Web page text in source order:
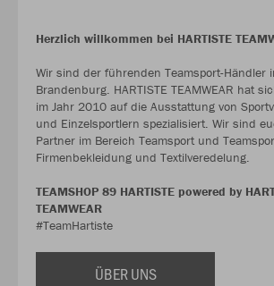
Herzlich willkommen bei HARTISTE
Wir sind der führenden Teamsport-Händler
Brandenburg. HARTISTE TEAMWEAR hat
im Jahr 2010 auf die Ausstattung von
und Einzelsportlern spezialisiert. Wir sind
Partner im Bereich Teamsport und
Firmenbekleidung und Textilveredelung.
TEAMSHOP 89 HARTISTE powered by
TEAMWEAR
#TeamHartiste
ÜBER UNS